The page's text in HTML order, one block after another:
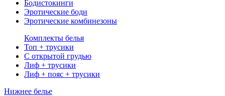
Бодистокинги
Эротические боди
Эротические комбинезоны
Комплекты белья
Топ + трусики
С открытой грудью
Лиф + трусики
Лиф + пояс + трусики
Нижнее белье